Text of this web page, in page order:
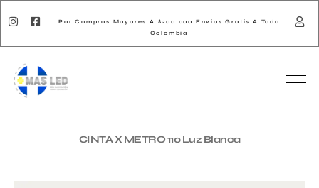
Por Compras Mayores A $200.000 Envios Gratis A Toda
Colombia
CINTA X METRO 110 Luz Blanca